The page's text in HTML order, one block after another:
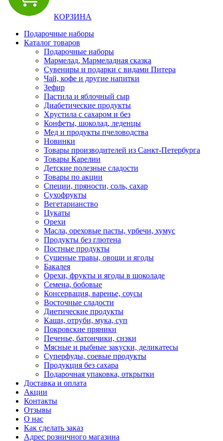
КОРЗИНА
Подарочные наборы
Каталог товаров
Подарочные наборы
Мармелад, Мармеладная сказка
Сувениры и подарки с видами Питера
Чай, кофе и другие напитки
Зефир
Пастила и яблочный сыр
Диабетические продукты
Хрустила с сахаром и без
Конфеты, шоколад, леденцы
Мед и продукты пчеловодства
Новинки
Товары производителей из Санкт-Петербурга
Товары Карелии
Детские полезные сладости
Товары по акции
Специи, пряности, соль, сахар
Сухофрукты
Вегетарианство
Цукаты
Орехи
Масла, ореховые пасты, урбечи, хумус
Продукты без глютена
Постные продукты
Сушеные травы, овощи и ягоды
Бакалея
Орехи, фрукты и ягоды в шоколаде
Семена, бобовые
Консервация, варенье, соусы
Восточные сладости
Диетические продукты
Каши, отруби, мука, суп
Покровские пряники
Печенье, батончики, снэки
Мясные и рыбные закуски, деликатесы
Суперфуды, соевые продукты
Продукция без сахара
Подарочная упаковка, открытки
Доставка и оплата
Акции
Контакты
Отзывы
О нас
Как сделать заказ
Адрес розничного магазина